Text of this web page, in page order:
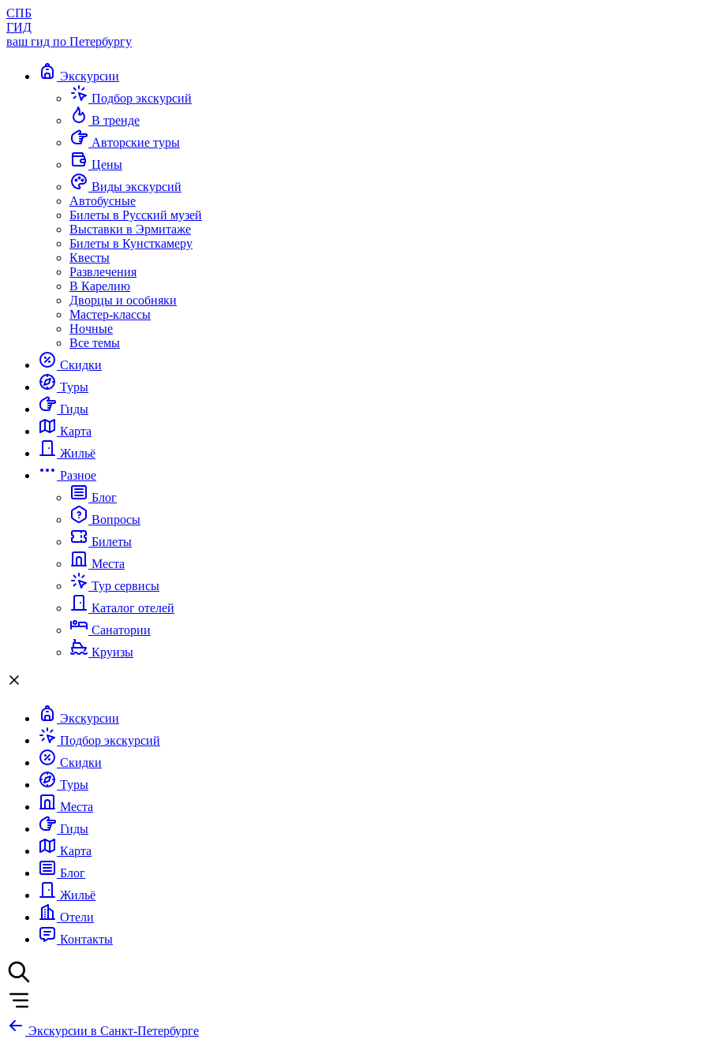
СПБ
ГИД
ваш гид по Петербургу
Экскурсии
Подбор экскурсий
В тренде
Авторские туры
Цены
Виды экскурсий
Автобусные
Билеты в Русский музей
Выставки в Эрмитаже
Билеты в Кунсткамеру
Квесты
Развлечения
В Карелию
Дворцы и особняки
Мастер-классы
Ночные
Все темы
Скидки
Туры
Гиды
Карта
Жильё
Разное
Блог
Вопросы
Билеты
Места
Тур сервисы
Каталог отелей
Санатории
Круизы
Экскурсии
Подбор экскурсий
Скидки
Туры
Места
Гиды
Карта
Блог
Жильё
Отели
Контакты
Экскурсии в Санкт-Петербурге